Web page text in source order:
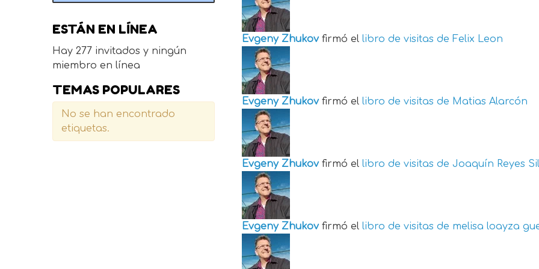
Evgeny Zhukov firmó el libro de visitas de Felix Leon
Evgeny Zhukov firmó el libro de visitas de Matias Alarcón
Evgeny Zhukov firmó el libro de visitas de Joaquín Reyes
Evgeny Zhukov firmó el libro de visitas de melisa loayza
ESTÁN EN LÍNEA
Hay 277 invitados y ningún
miembro en línea
TEMAS POPULARES
No se han encontrado
etiquetas.